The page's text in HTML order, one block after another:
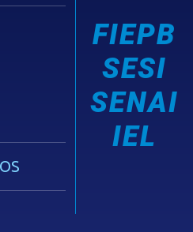
FIEPB
SESI
SENAI
IEL